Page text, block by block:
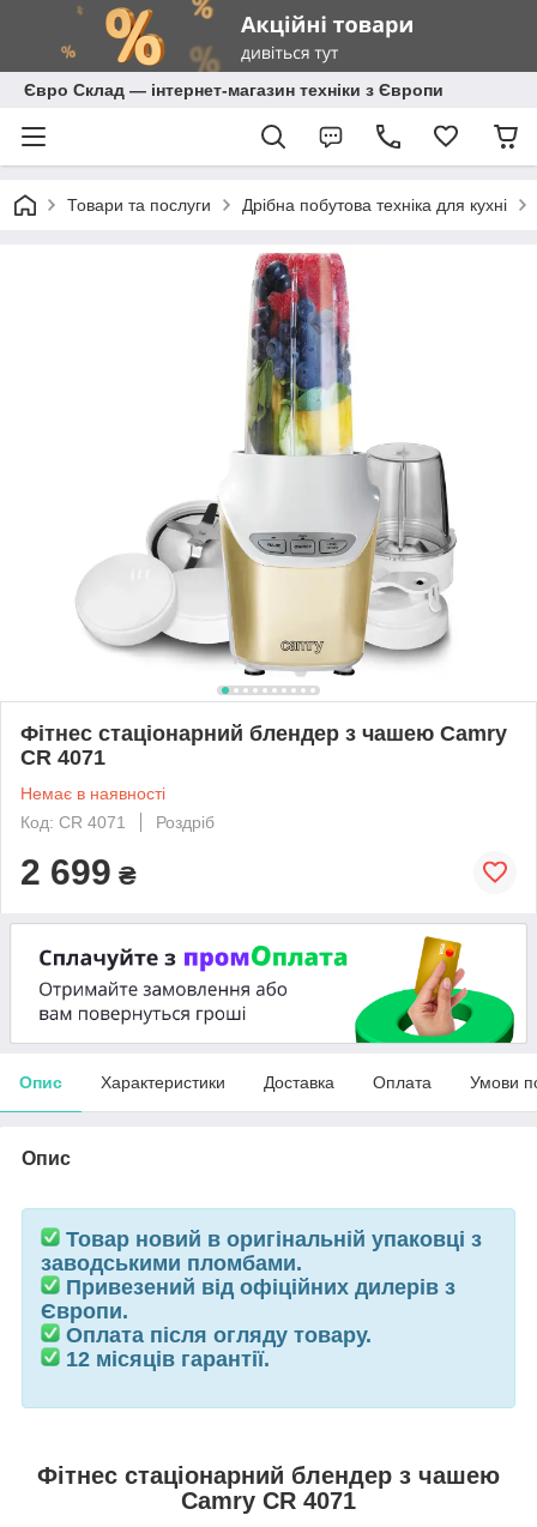
Євро Склад — інтернет-магазин техніки з Європи
Товари та послуги Дрібна побутова техніка для кухні
Фітнес стаціонарний блендер з чашею Camry
CR 4071
Немає в наявності
Код: CR 4071
Роздріб
2 699 ₴
Опис Характеристики Доставка Оплата Умови
Опис
Товар новий в оригінальній упаковці з
заводськими пломбами.
Привезений від офіційних дилерів з
Європи.
Оплата після огляду товару.
12 місяців гарантії.
Фітнес стаціонарний блендер з чашею
Camry CR 4071